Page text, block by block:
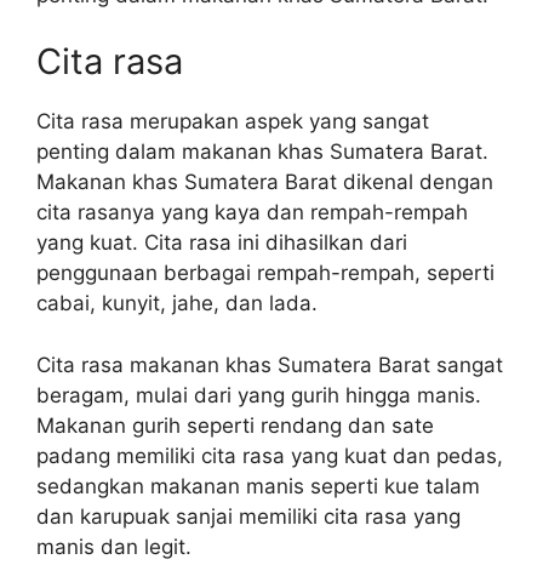
Cita rasa
Cita rasa merupakan aspek yang sangat
penting dalam makanan khas Sumatera Barat.
Makanan khas Sumatera Barat dikenal dengan
cita rasanya yang kaya dan rempah-rempah
yang kuat. Cita rasa ini dihasilkan dari
penggunaan berbagai rempah-rempah, seperti
cabai, kunyit, jahe, dan lada.
Cita rasa makanan khas Sumatera Barat sangat
beragam, mulai dari yang gurih hingga manis.
Makanan gurih seperti rendang dan sate
padang memiliki cita rasa yang kuat dan pedas,
sedangkan makanan manis seperti kue talam
dan karupuak sanjai memiliki cita rasa yang
manis dan legit.